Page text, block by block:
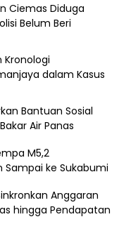
Ciemas Diduga
Belum Beri
Kronologi
dalam Kasus
Bantuan Sosial
Air Panas
M5,2
ke Sukabumi
Anggaran
hingga Pendapatan